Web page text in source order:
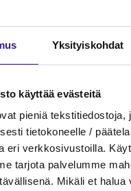
Yksityiskohdat
käyttää evästeitä
pieniä tekstitiedostoja,
tietokoneelle /
eri verkkosivustoilla.
tarjota palvelumme
Mikäli et halua
arvon­lisä­
– omien
kulujen edelleen­
ja läpi­laskutus